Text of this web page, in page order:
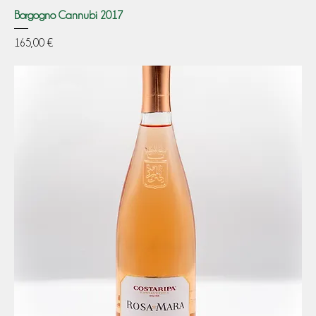
Borgogno Cannubi 2017
Prezzo
165,00 €